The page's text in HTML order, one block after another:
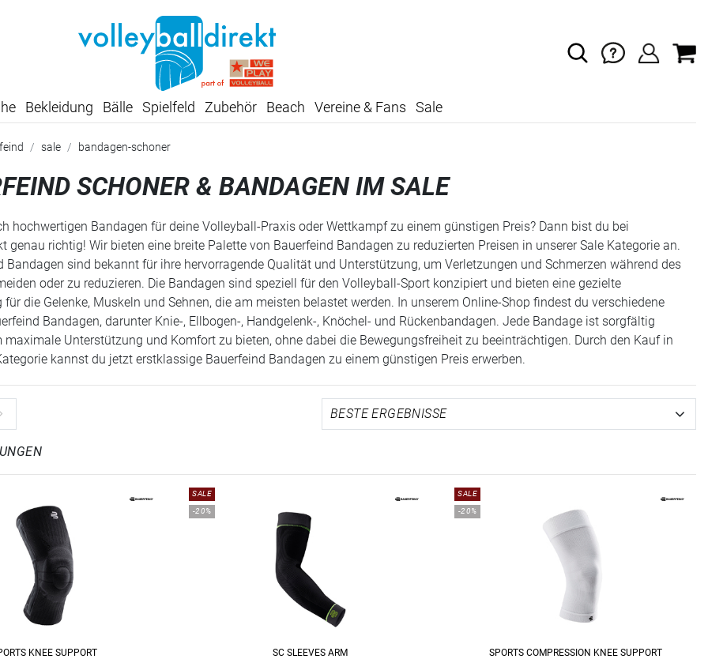
SUMMER SALE: SPARE BIS ZU 65%
Bekleidung Bälle Spielfeld Zubehör Beach Vereine & Fans Sale
sale bandagen-schoner
SCHONER & BANDAGEN IM SALE
hochwertigen Bandagen für deine Volleyball-Praxis oder Wettkampf zu einem günstigen Preis? Dann bist du bei
genau richtig! Wir bieten eine breite Palette von Bauerfeind Bandagen zu reduzierten Preisen in unserer Sale Kategorie an.
Bandagen sind bekannt für ihre hervorragende Qualität und Unterstützung, um Verletzungen und Schmerzen während des
oder zu reduzieren. Die Bandagen sind speziell für den Volleyball-Sport konzipiert und bieten eine gezielte
die Gelenke, Muskeln und Sehnen, die am meisten belastet werden. In unserem Online-Shop findest du verschiedene
Bandagen, darunter Knie-, Ellbogen-, Handgelenk-, Knöchel- und Rückenbandagen. Jede Bandage ist sorgfältig
maximale Unterstützung und Komfort zu bieten, ohne dabei die Bewegungsfreiheit zu beeinträchtigen. Durch den Kauf in
kannst du jetzt erstklassige Bauerfeind Bandagen zu einem günstigen Preis erwerben.
KNEE SUPPORT
SALE
-20%
SC SLEEVES ARM
SALE
-20%
SPORTS COMPRESSION KNEE SUPPORT